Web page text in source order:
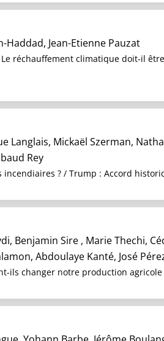
Jean-Etienne Pauzat
réchauffement climatique doit-il
Langlais, Mickaël Szerman,
Rey
? / Trump : Accord
Benjamin Sire , Marie Thechi,
Abdoulaye Kanté, José
ils changer notre production